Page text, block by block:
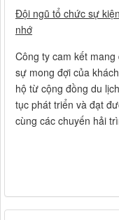
Đội ngũ tổ chức sự
nhớ
Công ty cam kết
sự mong đợi của
hộ từ cộng đồng du
tục phát triển và đạt
cùng các chuyến hải